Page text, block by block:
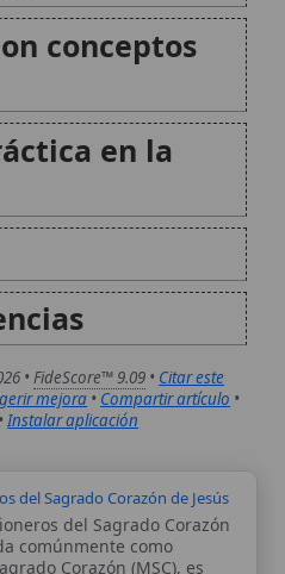
mejora•Compartir artículo•
aplicación
Sagrado Corazón de Jesús
del Sagrado Corazón
como
Corazón (MSC), es
católica
de la devoción al
es un título mariano
cristiana conecta